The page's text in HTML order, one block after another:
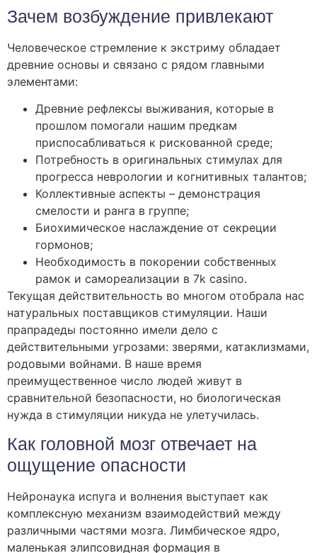
Зачем возбуждение привлекают
Человеческое стремление к экстриму обладает
древние основы и связано с рядом главными
элементами:
Древние рефлексы выживания, которые в
прошлом помогали нашим предкам
приспосабливаться к рискованной среде;
Потребность в оригинальных стимулах для
прогресса неврологии и когнитивных талантов;
Коллективные аспекты – демонстрация
смелости и ранга в группе;
Биохимическое наслаждение от секреции
гормонов;
Необходимость в покорении собственных
рамок и самореализации в 7k casino.
Текущая действительность во многом отобрала нас
натуральных поставщиков стимуляции. Наши
прапрадеды постоянно имели дело с
действительными угрозами: зверями, катаклизмами,
родовыми войнами. В наше время
преимущественное число людей живут в
сравнительной безопасности, но биологическая
нужда в стимуляции никуда не улетучилась.
Как головной мозг отвечает на
ощущение опасности
Нейронаука испуга и волнения выступает как
комплексную механизм взаимодействий между
различными частями мозга. Лимбическое ядро,
маленькая элипсовидная формация в